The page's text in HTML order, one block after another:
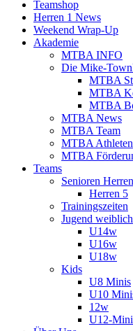
Teamshop
Herren 1 News
Weekend Wrap-Up
Akademie
MTBA INFO
Die Mike-
MTBA
MTBA
MTBA
MTBA News
MTBA Team
MTBA Athleten
MTBA
Teams
Senioren Herren
Herren 5
Trainingszeiten
Jugend weiblich
U14w
U16w
U18w
Kids
U8 Minis
U10
12w
U12-